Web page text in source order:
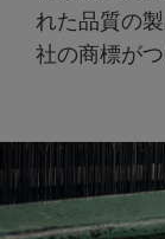
れた品質の
社の商標が